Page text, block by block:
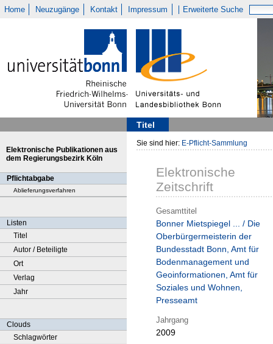
Home Neuzugänge Kontakt Impressum Erweiterte Suche
Titel
Elektronische Publikationen aus
dem Regierungsbezirk Köln
Pflichtabgabe
Ablieferungsverfahren
Listen
Titel
Autor / Beteiligte
Ort
Verlag
Jahr
Clouds
Schlagwörter
Sie sind hier: E-Pflicht-Sammlung
Elektronische
Zeitschrift
Gesamttitel
Bonner Mietspiegel ... / Die
Oberbürgermeisterin der
Bundesstadt Bonn, Amt für
Bodenmanagement und
Geoinformationen, Amt für
Soziales und Wohnen,
Presseamt
Jahrgang
2009